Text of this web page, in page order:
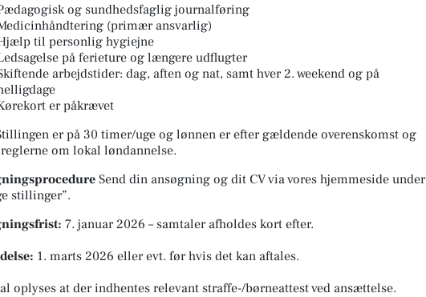
og sundhedsfaglig journalføring
(primær ansvarlig)
til personlig hygiejne
på ferieture og længere udflugter
arbejdstider: dag, aften og nat, samt hver 2. weekend og på
er påkrævet
er på 30 timer/uge og lønnen er efter gældende overenskomst og
om lokal løndannelse.
Send din ansøgning og dit CV via vores hjemmeside under
stillinger”.
7. januar 2026 – samtaler afholdes kort efter.
1. marts 2026 eller evt. før hvis det kan aftales.
oplyses at der indhentes relevant straffe-/børneattest ved ansættelse.